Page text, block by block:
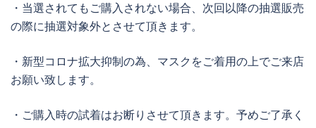
・当選されてもご購入されない場合、次回以降の抽選販売
の際に抽選対象外とさせて頂きます。
・新型コロナ拡大抑制の為、マスクをご着用の上でご来店
お願い致します。
・ご購入時の試着はお断りさせて頂きます。予めご了承く